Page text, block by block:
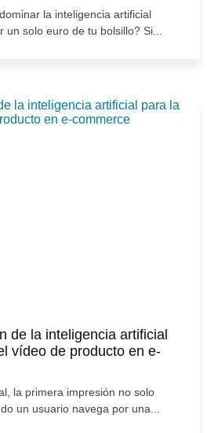
la inteligencia artificial
solo euro de tu bolsillo? Si...
de la inteligencia artificial
vídeo de producto en e-
la primera impresión no solo
un usuario navega por una...